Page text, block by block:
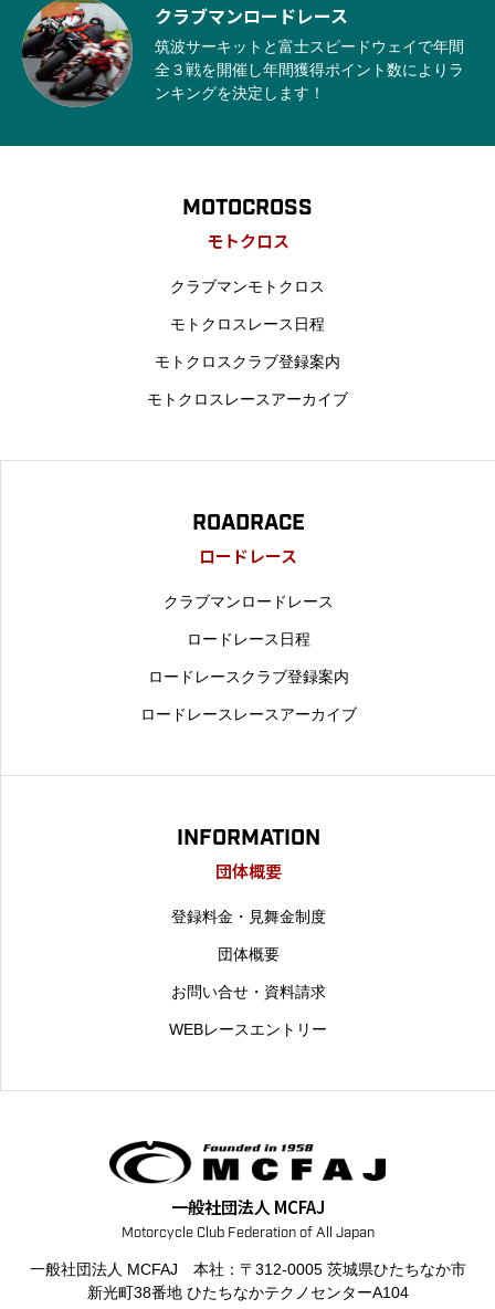
クラブマンロードレース
筑波サーキットと富士スピードウェイで年間
全３戦を開催し年間獲得ポイント数によりラ
ンキングを決定します！
MOTOCROSS
モトクロス
クラブマンモトクロス
モトクロスレース日程
モトクロスクラブ登録案内
モトクロスレースアーカイブ
ROADRACE
ロードレース
クラブマンロードレース
ロードレース日程
ロードレースクラブ登録案内
ロードレースレースアーカイブ
INFORMATION
団体概要
登録料金・見舞金制度
団体概要
お問い合せ・資料請求
WEBレースエントリー
一般社団法人 MCFAJ
一般社団法人 MCFAJ 本社：〒312-0005 茨城県ひたちなか市
新光町38番地ひたちなかテクノセンターA104